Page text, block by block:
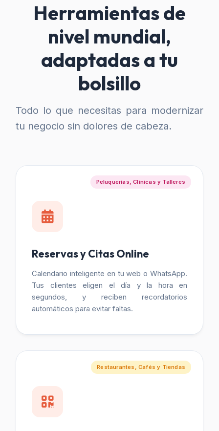
Herramientas de
nivel mundial,
adaptadas a tu
bolsillo
Todo lo que necesitas para modernizar
tu negocio sin dolores de cabeza.
Peluquerías, Clínicas y Talleres
Reservas y Citas Online
Calendario inteligente en tu web o WhatsApp.
Tus clientes eligen el día y la hora en
segundos, y reciben recordatorios
automáticos para evitar faltas.
Restaurantes, Cafés y Tiendas